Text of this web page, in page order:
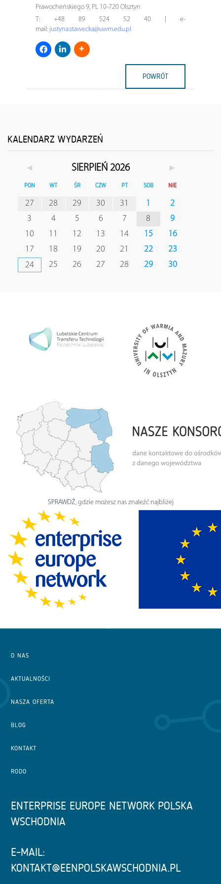
Prawocheńskiego 9, PL 10-720 Olsztyn
T: +48 89 524 52 40 | e-
mail: justyna.stawecka@uwm.edu.pl
POWRÓT
KALENDARZ WYDARZEŃ
◄ SIERPIEŃ 2026 ►
PON WT ŚR CZW PT SOB NIE
27 28 29 30 31 1
2
3
4 5 6 7 8
9
10
11 12 13 14 15
16
17
18 19 20 21 22
23
24
25 26 27 28 29 30
SPRAWDŹ, gdzie możesz nas znaleźć najbliżej
O NAS
AKTUALNOŚCI
NASZA OFERTA
BLOG
KONTAKT
RODO
ENTERPRISE EUROPE NETWORK POLSKA
WSCHODNIA
E-MAIL:
KONTAKT@EENPOLSKAWSCHODNIA.PL